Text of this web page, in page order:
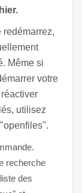
redémarrez,
Même si
votre
utilisez
recherche
des